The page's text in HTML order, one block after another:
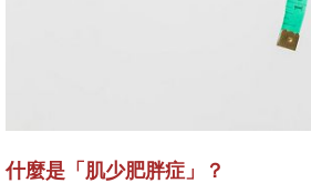
什麼是「肌少肥胖症」？